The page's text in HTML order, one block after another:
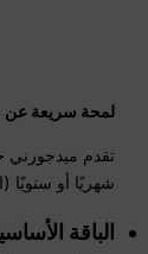
لمحة سريعة عن
تقدم ميدجورني
شهريًا أو سنويًا
الباقة الأساسية